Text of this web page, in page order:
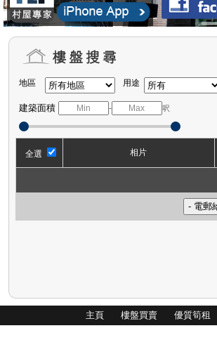
地區 用途
建築面積 - 呎
全選 相片
主頁 樓盤買賣 優質筍租